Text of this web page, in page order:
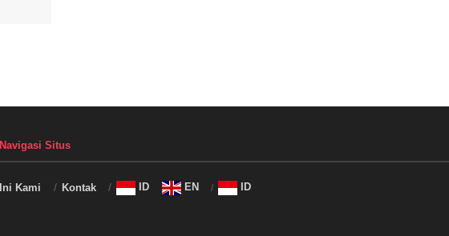
Navigasi Situs
Ini Kami Kontak ID EN ID